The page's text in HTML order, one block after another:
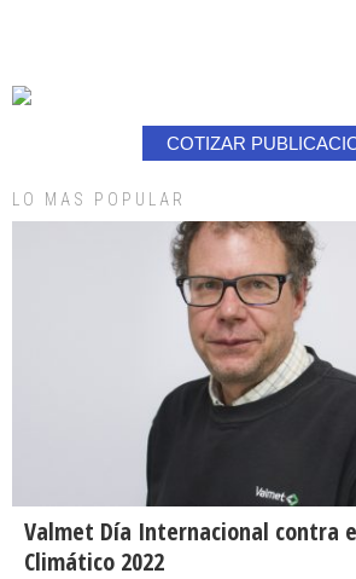
COTIZAR
LO MAS POPULAR
Valmet Día Internacional contra
Climático 2022